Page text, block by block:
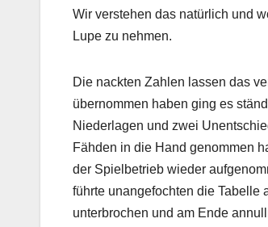
Wir verstehen das natürlich und
Lupe zu nehmen.
Die nackten Zahlen lassen das
übernommen haben ging es
Niederlagen und zwei
Fähden in die Hand genommen
der Spielbetrieb wieder
führte unangefochten die Tabelle
unterbrochen und am Ende